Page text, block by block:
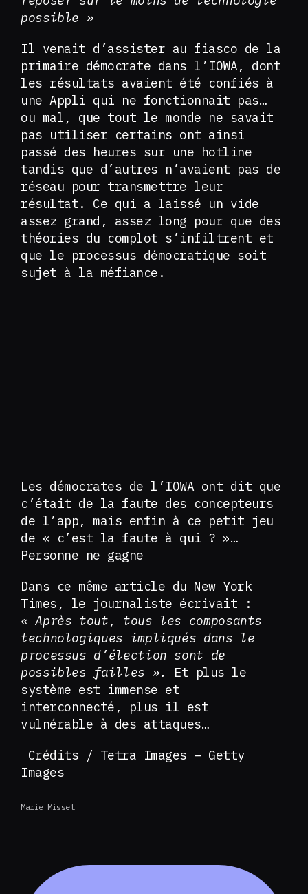
possible »
Il venait d’assister au fiasco de la
primaire démocrate dans l’IOWA, dont
les résultats avaient été confiés à
une Appli qui ne fonctionnait pas…
ou mal, que tout le monde ne savait
pas utiliser certains ont ainsi
passé des heures sur une hotline
tandis que d’autres n’avaient pas de
réseau pour transmettre leur
résultat. Ce qui a laissé un vide
assez grand, assez long pour que des
théories du complot s’infiltrent et
que le processus démocratique soit
sujet à la méfiance.
Les démocrates de l’IOWA ont dit que
c’était de la faute des concepteurs
de l’app, mais enfin à ce petit jeu
de « c’est la faute à qui ? »…
Personne ne gagne
Dans ce même article du New York
Times, le journaliste écrivait :
« Après tout, tous les composants
technologiques impliqués dans le
processus d’élection sont de
possibles failles ».
Et plus le
système est immense et
interconnecté, plus il est
vulnérable à des attaques…
Crédits / Tetra Images – Getty
Images
Marie Misset